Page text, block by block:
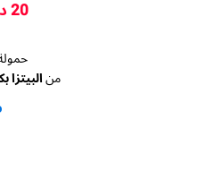
20 دقيقة
من